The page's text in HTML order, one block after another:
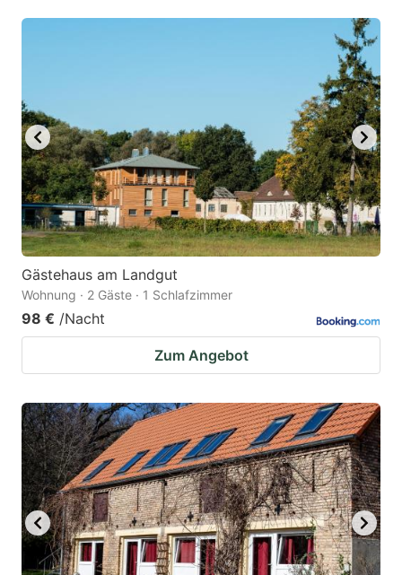
Gästehaus am Landgut
Wohnung · 2 Gäste · 1 Schlafzimmer
98 € /Nacht
Zum Angebot